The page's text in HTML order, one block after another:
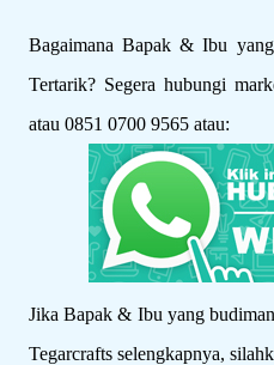
Bagaimana Bapak & Ibu
Tertarik? Segera hubungi
atau 0851 0700 9565 atau:
Jika Bapak & Ibu yang
Tegarcrafts selengkapnya,